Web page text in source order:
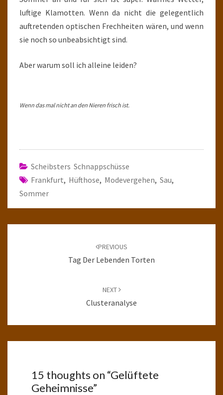
luftige Klamotten. Wenn da nicht die gelegentlich
auftretenden optischen Frechheiten wären, und wenn
sie noch so unbeabsichtigt sind.
Aber warum soll ich alleine leiden?
Wenn das mal nicht an den Nieren frisch ist.
Scheibsters Schnappschüsse
Frankfurt, Hüfthose, Modevergehen, Sau,
Sommer
PREVIOUS
Tag Der Lebenden Torten
NEXT
Clusteranalyse
15 thoughts on “Gelüftete
Geheimnisse”